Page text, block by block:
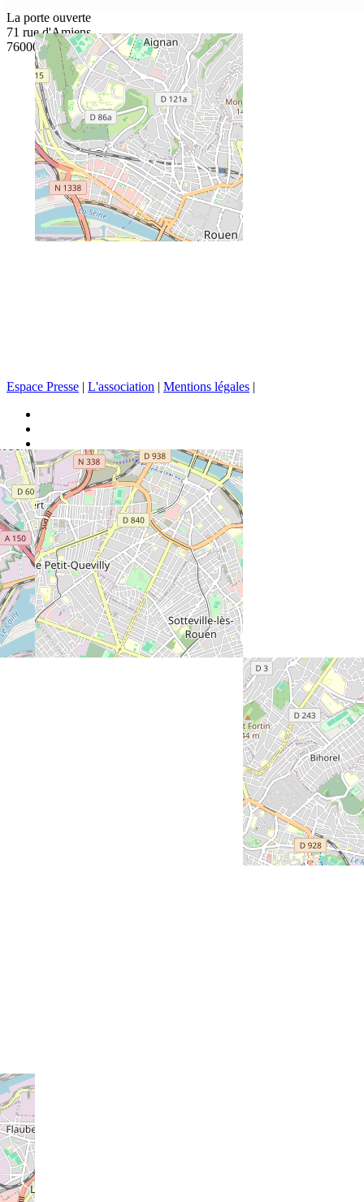
La porte ouverte
71 rue d'Amiens
76000 Rouen
Espace Presse | L'association | Mentions légales |